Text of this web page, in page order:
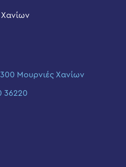
Μουρνιές Χανίων
36220